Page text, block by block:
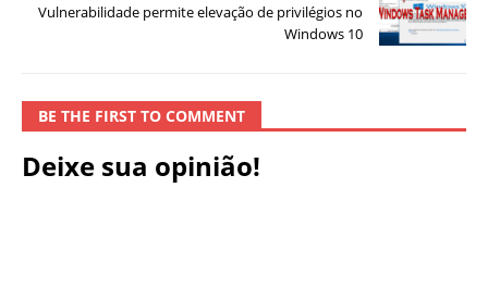
Vulnerabilidade permite elevação de privilégios no
Windows 10
BE THE FIRST TO COMMENT
Deixe sua opinião!